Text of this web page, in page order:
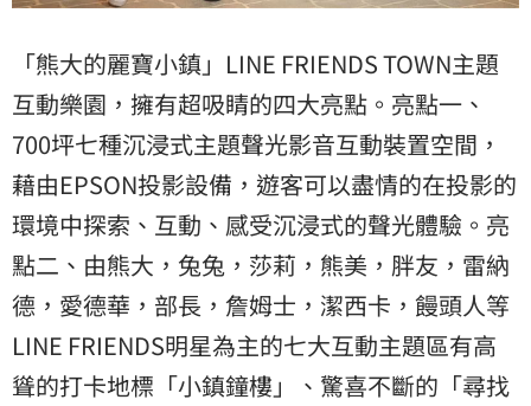
「熊大的麗寶小鎮」LINE FRIENDS TOWN主題
互動樂園，擁有超吸睛的四大亮點。亮點一、
700坪七種沉浸式主題聲光影音互動裝置空間，
藉由EPSON投影設備，遊客可以盡情的在投影的
環境中探索、互動、感受沉浸式的聲光體驗。亮
點二、由熊大，兔兔，莎莉，熊美，胖友，雷納
德，愛德華，部長，詹姆士，潔西卡，饅頭人等
LINE FRIENDS明星為主的七大互動主題區有高
聳的打卡地標「小鎮鐘樓」、驚喜不斷的「尋找